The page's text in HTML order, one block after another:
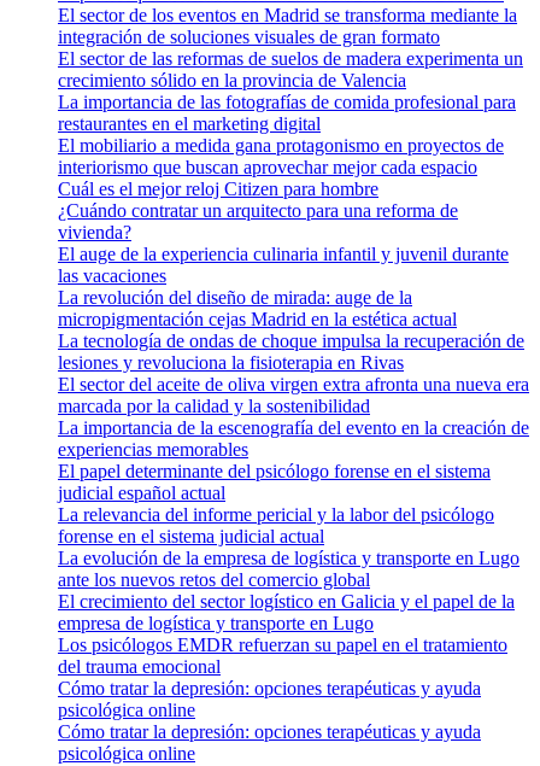
El sector de los eventos en Madrid se transforma mediante la
integración de soluciones visuales de gran formato
El sector de las reformas de suelos de madera experimenta un
crecimiento sólido en la provincia de Valencia
La importancia de las fotografías de comida profesional para
restaurantes en el marketing digital
El mobiliario a medida gana protagonismo en proyectos de
interiorismo que buscan aprovechar mejor cada espacio
Cuál es el mejor reloj Citizen para hombre
¿Cuándo contratar un arquitecto para una reforma de
vivienda?
El auge de la experiencia culinaria infantil y juvenil durante
las vacaciones
La revolución del diseño de mirada: auge de la
micropigmentación cejas Madrid en la estética actual
La tecnología de ondas de choque impulsa la recuperación de
lesiones y revoluciona la fisioterapia en Rivas
El sector del aceite de oliva virgen extra afronta una nueva era
marcada por la calidad y la sostenibilidad
La importancia de la escenografía del evento en la creación de
experiencias memorables
El papel determinante del psicólogo forense en el sistema
judicial español actual
La relevancia del informe pericial y la labor del psicólogo
forense en el sistema judicial actual
La evolución de la empresa de logística y transporte en Lugo
ante los nuevos retos del comercio global
El crecimiento del sector logístico en Galicia y el papel de la
empresa de logística y transporte en Lugo
Los psicólogos EMDR refuerzan su papel en el tratamiento
del trauma emocional
Cómo tratar la depresión: opciones terapéuticas y ayuda
psicológica online
Cómo tratar la depresión: opciones terapéuticas y ayuda
psicológica online